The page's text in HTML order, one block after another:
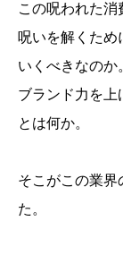
この呪われた消
呪いを解くため
いくべきなのか
ブランド力を上
とは何か。
そこがこの業界
た。